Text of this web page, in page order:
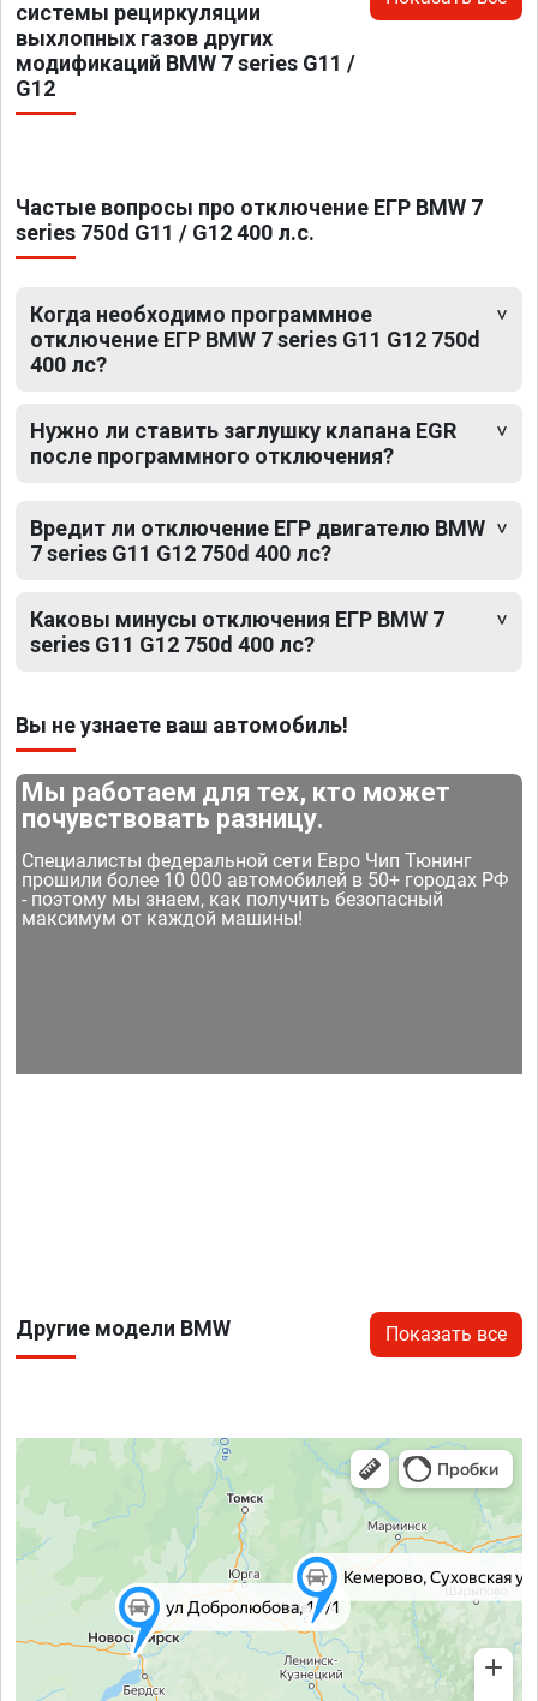
системы рециркуляции
выхлопных газов других
модификаций BMW 7 series G11 /
G12
Частые вопросы про отключение ЕГР BMW 7
series 750d G11 / G12 400 л.с.
Когда необходимо программное
отключение ЕГР BMW 7 series G11 G12 750d
400 лс?
Нужно ли ставить заглушку клапана EGR
после программного отключения?
Вредит ли отключение ЕГР двигателю BMW
7 series G11 G12 750d 400 лс?
Каковы минусы отключения ЕГР BMW 7
series G11 G12 750d 400 лс?
Вы не узнаете ваш автомобиль!
Мы работаем для тех, кто может
почувствовать разницу.
Специалисты федеральной сети Евро Чип Тюнинг
прошили более 10 000 автомобилей в 50+ городах РФ
- поэтому мы знаем, как получить безопасный
максимум от каждой машины!
Другие модели BMW Показать все